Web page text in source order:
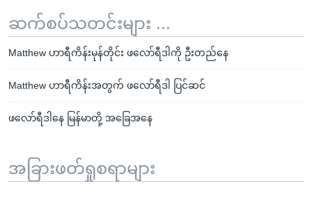
ဆက်စပ်သတင်းများ ...
Matthew ဟာရီကိန်းမုန်တိုင်း ဖလော်ရီဒါကို ဦးတည်နေ
Matthew ဟာရီကိန်းအတွက် ဖလော်ရီဒါ ပြင်ဆင်
ဖလော်ရီဒါနေ မြန်မာတို့ အခြေအနေ
အခြားဖတ်ရှုစရာများ